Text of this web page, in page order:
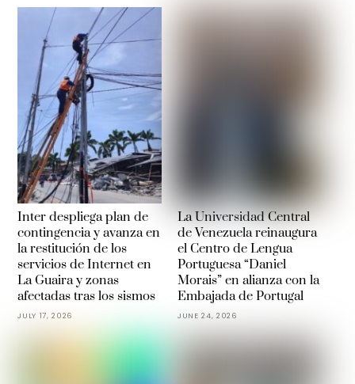
Inter despliega plan de
contingencia y avanza en
la restitución de los
servicios de Internet en
La Guaira y zonas
afectadas tras los sismos
JULY 17, 2026
La Universidad Central
de Venezuela reinaugura
el Centro de Lengua
Portuguesa “Daniel
Morais” en alianza con la
Embajada de Portugal
JUNE 24, 2026